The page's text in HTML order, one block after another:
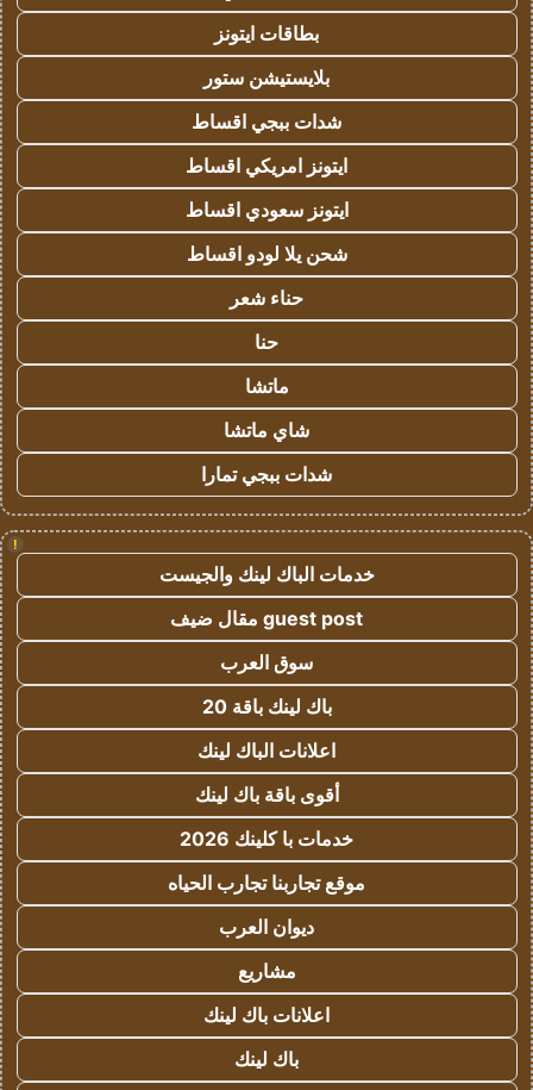
بطاقات ايتونز
بلايستيشن ستور
شدات ببجي اقساط
ايتونز امريكي اقساط
ايتونز سعودي اقساط
شحن يلا لودو اقساط
حناء شعر
حنا
ماتشا
شاي ماتشا
شدات ببجي تمارا
!
خدمات الباك لينك والجيست
guest post مقال ضيف
سوق العرب
باك لينك باقة 20
اعلانات الباك لينك
أقوى باقة باك لينك
خدمات با كلينك 2026
موقع تجاربنا تجارب الحياه
ديوان العرب
مشاريع
اعلانات باك لينك
باك لينك